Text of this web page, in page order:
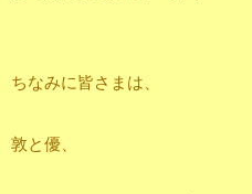
ちなみに皆さまは、
敦と優、